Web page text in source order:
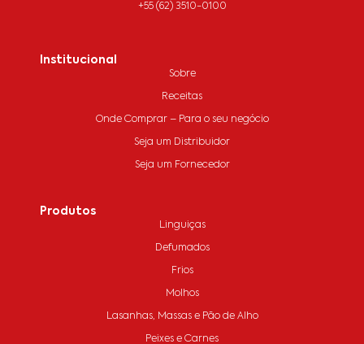
+55 (62) 3510-0100
Institucional
Sobre
Receitas
Onde Comprar – Para o seu negócio
Seja um Distribuidor
Seja um Fornecedor
Produtos
Linguiças
Defumados
Frios
Molhos
Lasanhas, Massas e Pão de Alho
Peixes e Carnes